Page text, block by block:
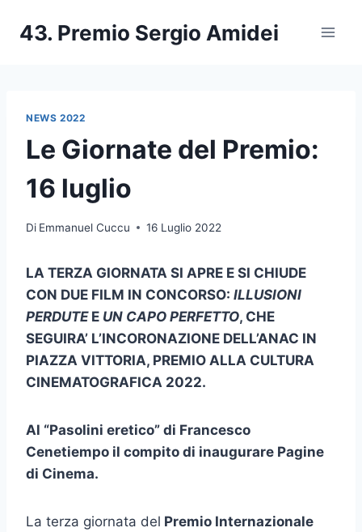
43. Premio Sergio Amidei
NEWS 2022
Le Giornate del Premio:
16 luglio
Di Emmanuel Cuccu 16 Luglio 2022
LA TERZA GIORNATA SI APRE E SI CHIUDE
CON DUE FILM IN CONCORSO: ILLUSIONI
PERDUTEE UN CAPO PERFETTO, CHE
SEGUIRA’ L’INCORONAZIONE DELL’ANAC IN
PIAZZA VITTORIA, PREMIO ALLA CULTURA
CINEMATOGRAFICA 2022.
Al “Pasolini eretico” di Francesco
Cenetiempo il compito di inaugurare Pagine
di Cinema.
La terza giornata del Premio Internazionale